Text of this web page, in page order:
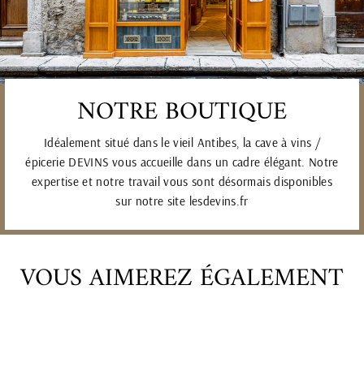
NOTRE BOUTIQUE
Idéalement situé dans le vieil Antibes, la cave à vins /
épicerie DEVINS vous accueille dans un cadre élégant. Notre
expertise et notre travail vous sont désormais disponibles
sur notre site lesdevins.fr
VOUS AIMEREZ ÉGALEMENT